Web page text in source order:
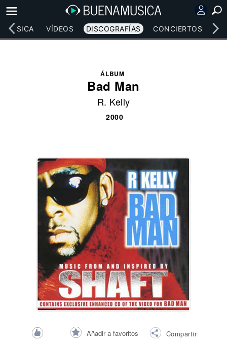
MÚSICA VÍDEOS DISCOGRAFÍAS CONCIERTOS
ÁLBUM
Bad Man
R. Kelly
2000
Añadir a favoritos Compartir